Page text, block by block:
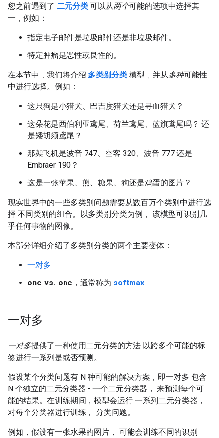
您之前遇到了 二元分类 可以从两个可能的选项中选择其
一，例如：
指定电子邮件是垃圾邮件还是非垃圾邮件。
特定肿瘤是恶性或良性的。
在本节中，我们将介绍 多类别分类 模型，并从多种可能性
中进行选择。例如：
这只狗是小猎犬、巴吉度猎犬还是寻血猎犬？
这朵花是西伯利亚鸢尾、荷兰鸢尾、蓝旗鸢尾吗？ 还
是矮胡须鸢尾？
那架飞机是波音 747、空客 320、波音 777 还是
Embraer 190？
这是一张苹果、熊、糖果、狗还是鸡蛋的图片？
现实世界中的一些多类别问题需要从数百万个类别中进行选
择 不同类别的组合。以多类别分类为例， 该模型可识别几
乎任何事物的图像。
本部分详细介绍了多类别分类的两个主要变体：
一对多
one-vs.-one ，通常称为 softmax
一对多
一对多提供了一种使用二元分类的方法 以跨多个可能的标
签进行一系列是或否预测。
假设某个分类问题有 N 种可能的解决方案，即一对多 包含
N 个独立的二元分类器 - 一个二元分类器， 来预测每个可
能的结果。在训练期间，模型会运行 一系列二元分类器，
对每个分类器进行训练， 分类问题。
例如，假设有一张水果的图片， 可能会训练不同的识别